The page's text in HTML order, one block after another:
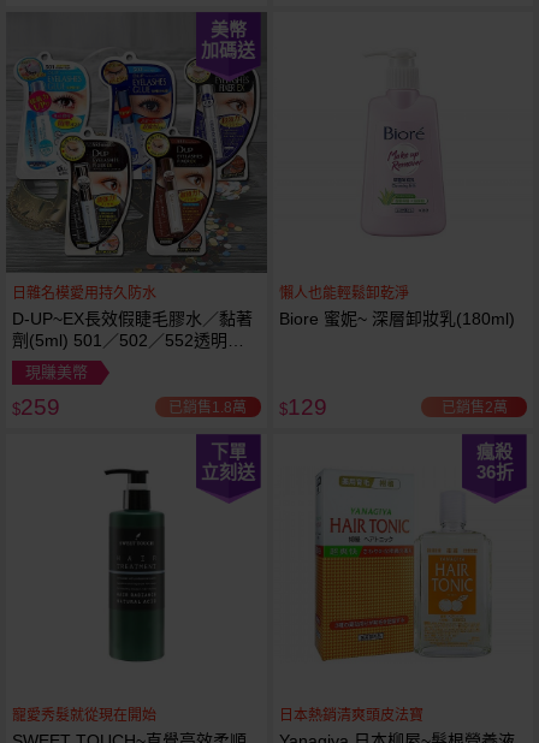
美幣
加碼送
日雜名模愛用持久防水
D-UP~EX長效假睫毛膠水／黏著
劑(5ml) 501／502／552透明／
553黑色／554咖啡色 款式可選
現賺美幣
$259 已銷售1.8萬
懶人也能輕鬆卸乾淨
Biore 蜜妮~ 深層卸妝乳(180ml)
$129 已銷售2萬
下單
立刻送
寵愛秀髮就從現在開始
瘋殺
36折
日本熱銷清爽頭皮法寶